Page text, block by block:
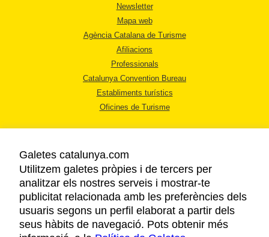
Newsletter
Mapa web
Agència Catalana de Turisme
Afiliacions
Professionals
Catalunya Convention Bureau
Establiments turístics
Oficines de Turisme
AVÍS LEGAL
POLÍTICA DE PRIVACITAT
COOKIES
Galetes catalunya.com
Utilitzem galetes pròpies i de tercers per
analitzar els nostres serveis i mostrar-te
publicitat relacionada amb les preferències dels
usuaris segons un perfil elaborat a partir dels
seus hàbits de navegació. Pots obtenir més